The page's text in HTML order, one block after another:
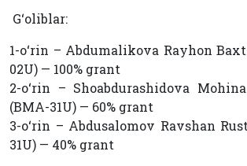
G‘oliblar:
1-o‘rin – Abdumalikova Rayhon
02U) — 100% grant
2-o‘rin – Shoabdurashidova
(BMA-31U) — 60% grant
3-o‘rin – Abdusalomov Ravshan
31U) — 40% grant